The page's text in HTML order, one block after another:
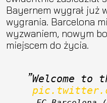
Bayernem wygrał już
wygrania. Barcelona
wyzwaniem, nowym
miejscem do życia.